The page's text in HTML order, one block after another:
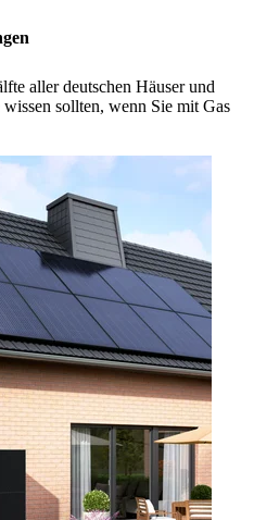
aller deutschen Häuser und
sollten, wenn Sie mit Gas